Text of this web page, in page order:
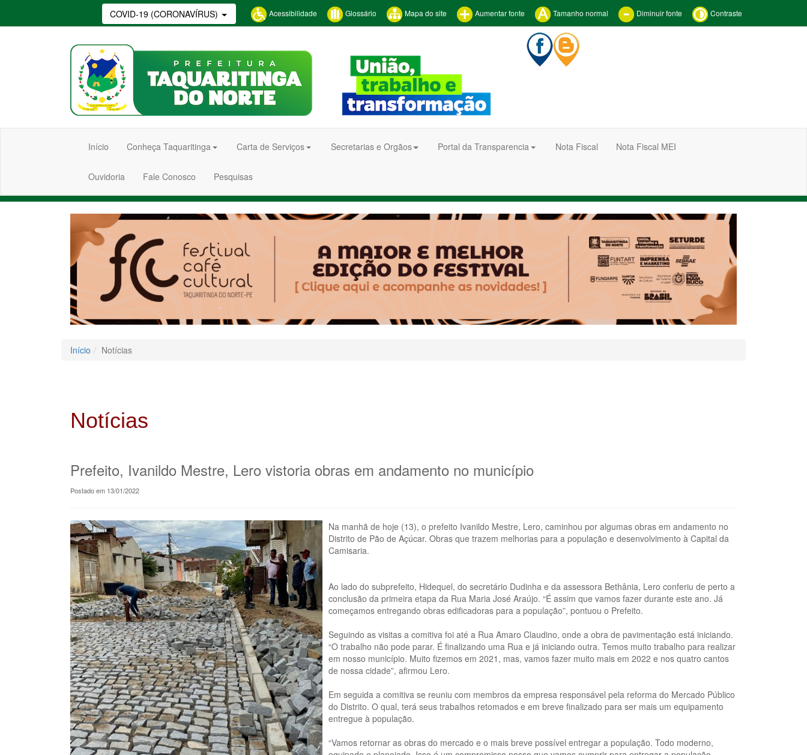
COVID-19 (CORONAVÍRUS) Acessibilidade Glossário Mapa do site Aumentar fonte Tamanho normal Diminuir fonte Contraste
Início Conheça Taquaritinga Carta de Serviços Secretarias e Orgãos Portal da Transparencia Nota Fiscal Nota Fiscal MEI
Ouvidoria Fale Conosco Pesquisas
Início Notícias
Notícias
Prefeito, Ivanildo Mestre, Lero vistoria obras em andamento no município
Postado em 13/01/2022
Na manhã de hoje (13), o prefeito Ivanildo Mestre, Lero, caminhou por algumas obras em andamento no
Distrito de Pão de Açúcar. Obras que trazem melhorias para a população e desenvolvimento à Capital da
Camisaria.
Ao lado do subprefeito, Hidequel, do secretário Dudinha e da assessora Bethânia, Lero conferiu de perto a
conclusão da primeira etapa da Rua Maria José Araújo. “É assim que vamos fazer durante este ano. Já
começamos entregando obras edificadoras para a população”, pontuou o Prefeito.
Seguindo as visitas a comitiva foi até a Rua Amaro Claudino, onde a obra de pavimentação está iniciando.
“O trabalho não pode parar. É finalizando uma Rua e já iniciando outra. Temos muito trabalho para realizar
em nosso município. Muito fizemos em 2021, mas, vamos fazer muito mais em 2022 e nos quatro cantos
de nossa cidade”, afirmou Lero.
Em seguida a comitiva se reuniu com membros da empresa responsável pela reforma do Mercado Público
do Distrito. O qual, terá seus trabalhos retomados e em breve finalizado para ser mais um equipamento
entregue à população.
“Vamos retornar as obras do mercado e o mais breve possível entregar a população. Todo moderno,